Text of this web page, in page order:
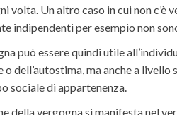
volta. Un altro caso in cui non
indipendenti per esempio non
può essere quindi utile
o dell’autostima, ma anche a
sociale di appartenenza.
della vergogna si manifesta nel